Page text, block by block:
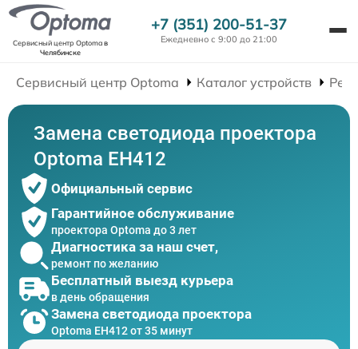
Сервисный центр Optomaв
Челябинске
+7 (351) 200-51-37
Ежедневно с 9:00 до 21:00
Сервисный центр Optoma Каталог устройств
Замена светодиода проектора
Optoma EH412
Официальный сервис
Гарантийное обслуживание
проектора Optoma до 3 лет
Диагностика за наш счет,
ремонт по желанию
Бесплатный выезд курьера
в день обращения
Замена светодиода проектора
Optoma EH412 от 35 минут